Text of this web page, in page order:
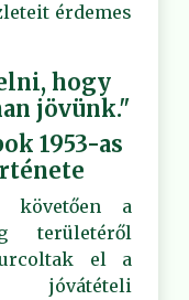
érdemes
hogy
jövünk."
1953-as
követően a
területéről
el a